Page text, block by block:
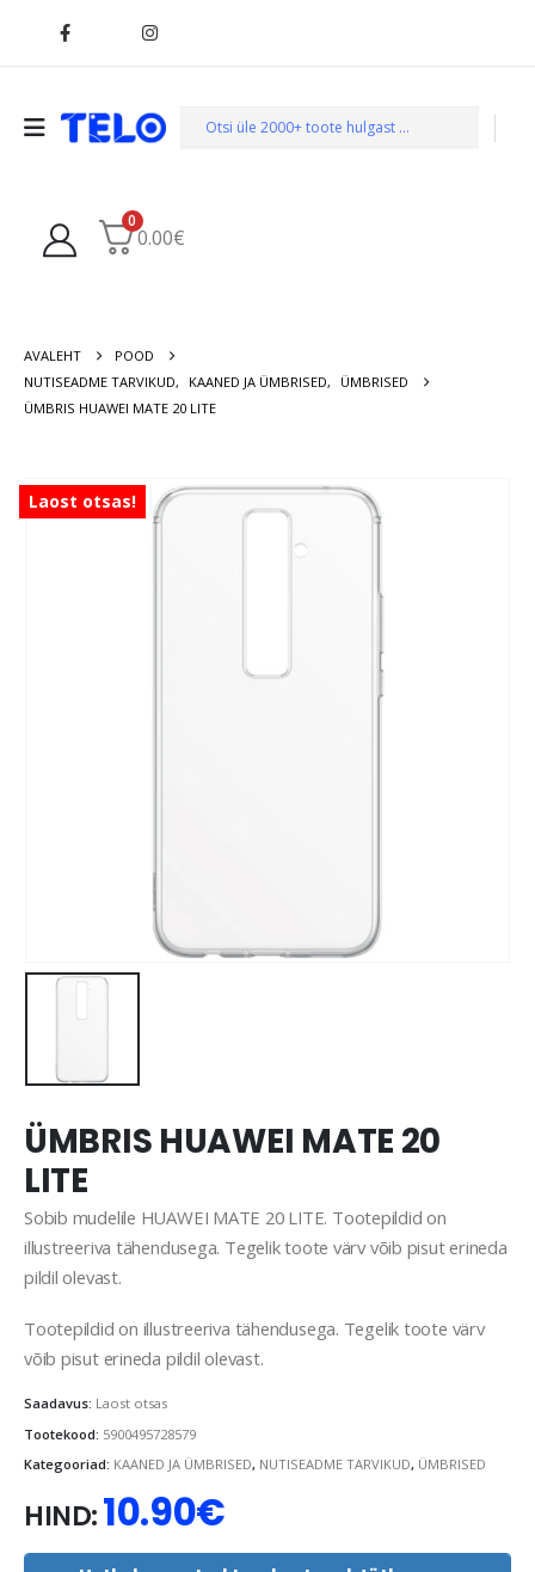
0
0.00€
AVALEHT
POOD
NUTISEADME TARVIKUD, KAANED JA ÜMBRISED,
ÜMBRISED
ÜMBRIS HUAWEI MATE 20 LITE
Laost otsas!
ÜMBRIS HUAWEI MATE 20
LITE
Sobib mudelile HUAWEI MATE 20 LITE. Tootepildid on
illustreeriva tähendusega. Tegelik toote värv võib pisut erineda
pildil olevast.
Tootepildid on illustreeriva tähendusega. Tegelik toote värv
võib pisut erineda pildil olevast.
Saadavus: Laost otsas
Tootekood: 5900495728579
Kategooriad: KAANED JA ÜMBRISED, NUTISEADME TARVIKUD, ÜMBRISED
HIND:10.90€